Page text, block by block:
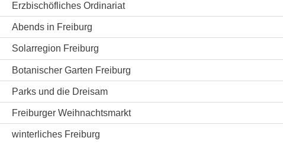
Erzbischöfliches Ordinariat
Abends in Freiburg
Solarregion Freiburg
Botanischer Garten Freiburg
Parks und die Dreisam
Freiburger Weihnachtsmarkt
winterliches Freiburg